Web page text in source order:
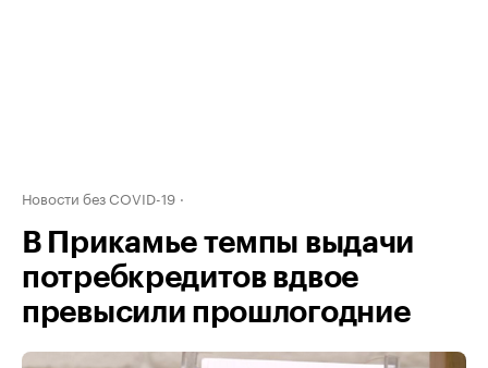
Новости без COVID-19
В Прикамье темпы выдачи
потребкредитов вдвое
превысили прошлогодние